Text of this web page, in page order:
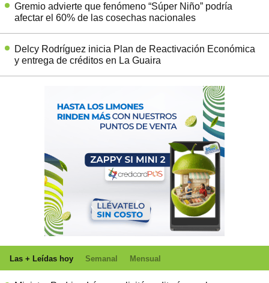
Gremio advierte que fenómeno “Súper Niño” podría
afectar el 60% de las cosechas nacionales
Delcy Rodríguez inicia Plan de Reactivación Económica
y entrega de créditos en La Guaira
Las + Leídas hoy Semanal Mensual